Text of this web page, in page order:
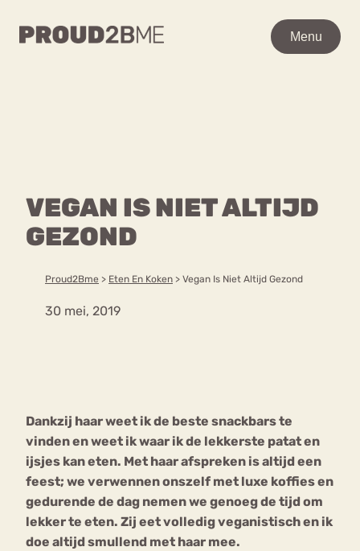
Menu
VEGAN IS NIET ALTIJD
GEZOND
Proud2Bme > Eten En Koken > Vegan Is Niet Altijd Gezond
30 mei, 2019
Dankzij haar weet ik de beste snackbars te
vinden en weet ik waar ik de lekkerste patat en
ijsjes kan eten. Met haar afspreken is altijd een
feest; we verwennen onszelf met luxe koffies en
gedurende de dag nemen we genoeg de tijd om
lekker te eten. Zij eet volledig veganistisch en ik
doe altijd smullend met haar mee.
Menu
Content
Over ons
Chat
Forum
WAAR BEN JE NAAR OP
Over proud2bme
Contact
Vacatures
mia
Nerv
osa
Eetstoornis Anorexia Nervosa
Eetbuien Piekeren Sport
Trauma
Orthorexia
Afvallen Angst